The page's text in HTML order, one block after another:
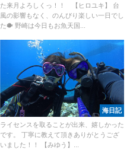
た来月よろしくっ！！ 【ヒロユキ】 台
風の影響もなく、のんびり楽しい一日でし
た🐡 野崎は今日もお魚天国...
海日記
ライセンスを取ることが出来、嬉しかった
です。 丁寧に教えて頂きありがとうござ
いました！！ 【みゆう】...